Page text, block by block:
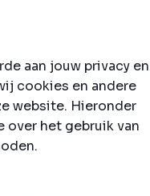
aan jouw privacy en
cookies en andere
website. Hieronder
het gebruik van